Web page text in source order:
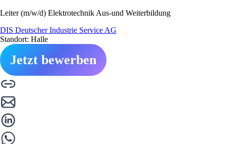
Leiter (m/w/d) Elektrotechnik Aus-und Weiterbildung
DIS Deutscher Industrie Service AG
Standort: Halle
Jetzt bewerben